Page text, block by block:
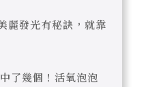
發光有秘訣，就靠
了幾個！活氧泡泡